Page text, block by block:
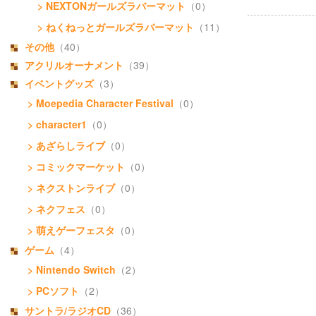
> NEXTONガールズラバーマット （0）
> ねくねっとガールズラバーマット （11）
その他（40）
アクリルオーナメント （39）
イベントグッズ（3）
> Moepedia Character Festival （0）
> character1 （0）
> あざらしライブ（0）
> コミックマーケット （0）
> ネクストンライブ（0）
> ネクフェス （0）
> 萌えゲーフェスタ （0）
ゲーム （4）
> Nintendo Switch （2）
> PCソフト （2）
サントラ/ラジオCD （36）